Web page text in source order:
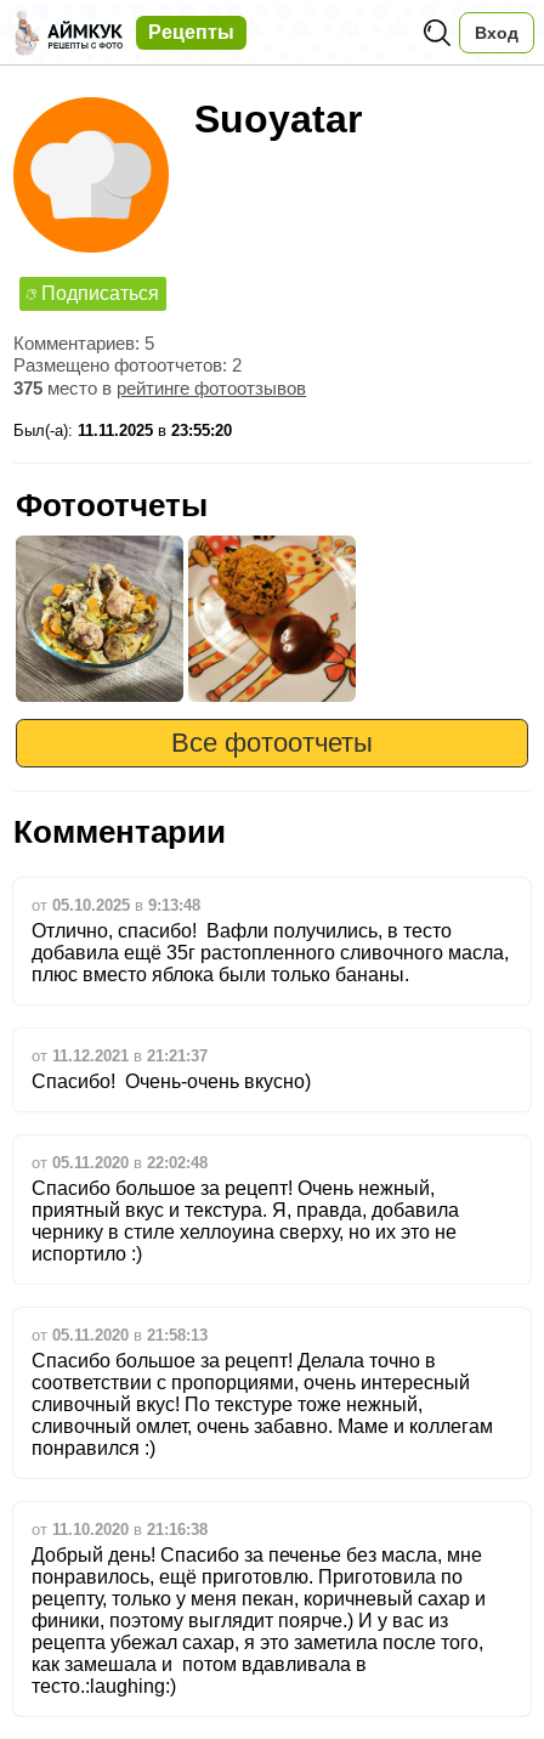
Рецепты Вход
Suoyatar
Подписаться
Комментариев: 5
Размещено фотоотчетов: 2
375 место в рейтинге фотоотзывов
Был(-а):11.11.2025 в23:55:20
Фотоотчеты
Все фотоотчеты
Комментарии
от05.10.2025 в9:13:48
Отлично, спасибо! Вафли получились, в тесто
добавила ещё 35г растопленного сливочного масла,
плюс вместо яблока были только бананы.
от 11.12.2021 в21:21:37
Спасибо! Очень-очень вкусно)
от05.11.2020 в22:02:48
Спасибо большое за рецепт! Очень нежный,
приятный вкус и текстура. Я, правда, добавила
чернику в стиле хеллоуина сверху, но их это не
испортило :)
от05.11.2020 в21:58:13
Спасибо большое за рецепт! Делала точно в
соответствии с пропорциями, очень интересный
сливочный вкус! По текстуре тоже нежный,
сливочный омлет, очень забавно. Маме и коллегам
понравился :)
от 11.10.2020 в21:16:38
Добрый день! Спасибо за печенье без масла, мне
понравилось, ещё приготовлю. Приготовила по
рецепту, только у меня пекан, коричневый сахар и
финики, поэтому выглядит поярче.) И у вас из
рецепта убежал сахар, я это заметила после того,
как замешала и потом вдавливала в
тесто.:laughing:)